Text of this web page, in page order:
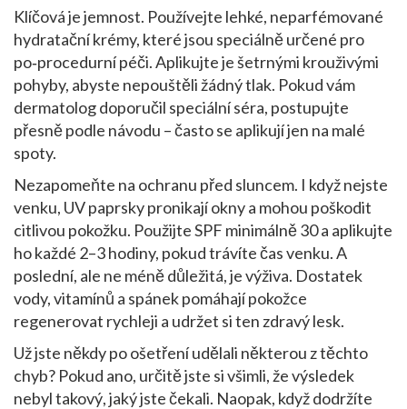
Klíčová je jemnost. Používejte lehké, neparfémované
hydratační krémy, které jsou speciálně určené pro
po‑procedurní péči. Aplikujte je šetrnými krouživými
pohyby, abyste nepouštěli žádný tlak. Pokud vám
dermatolog doporučil speciální séra, postupujte
přesně podle návodu – často se aplikují jen na malé
spoty.
Nezapomeňte na ochranu před sluncem. I když nejste
venku, UV paprsky pronikají okny a mohou poškodit
citlivou pokožku. Použijte SPF minimálně 30 a aplikujte
ho každé 2–3 hodiny, pokud trávíte čas venku. A
poslední, ale ne méně důležitá, je výživa. Dostatek
vody, vitamínů a spánek pomáhají pokožce
regenerovat rychleji a udržet si ten zdravý lesk.
Už jste někdy po ošetření udělali některou z těchto
chyb? Pokud ano, určitě jste si všimli, že výsledek
nebyl takový, jaký jste čekali. Naopak, když dodržíte